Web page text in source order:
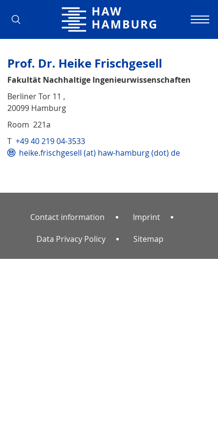
Hamburg University of Applied
Prof. Dr. Heike Frischgesell
Fakultät Nachhaltige Ingenieurwissenschaften
Berliner Tor 11 ,
20099 Hamburg
Room 221a
T +49 40 219 04-3533
heike.frischgesell (at) haw-hamburg (dot) de
Contact information Imprint
Data Privacy Policy Sitemap